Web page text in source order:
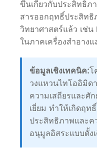
ขึ้นเกี่ยวกับประสิทธิภ
สารออกฤทธิ์ประสิท
วิทยาศาสตร์แล้ว เช่น
ในภาคเครื่องสำอาง
ข้อมูลเชิงเทคนิค:โ
วงแหวนไทโออิมิด
ความเสถียรและศั
เยี่ยม ทำให้เกิดฤ
ประสิทธิภาพและ
อนุมูลอิสระแบบดั้ง